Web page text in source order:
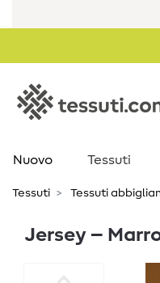
Nuovo Tessuti
Tessuti Tessuti
Jersey –